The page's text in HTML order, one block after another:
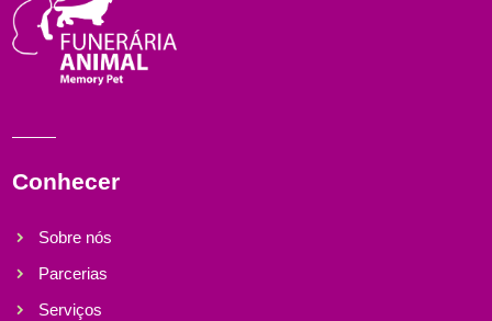
Conhecer
Sobre nós
Parcerias
Serviços